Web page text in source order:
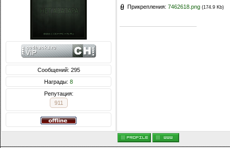
Сообщений: 295
Награды: 8
Репутация:
911
Прикрепления: 7462618.png (174.9 Kb)